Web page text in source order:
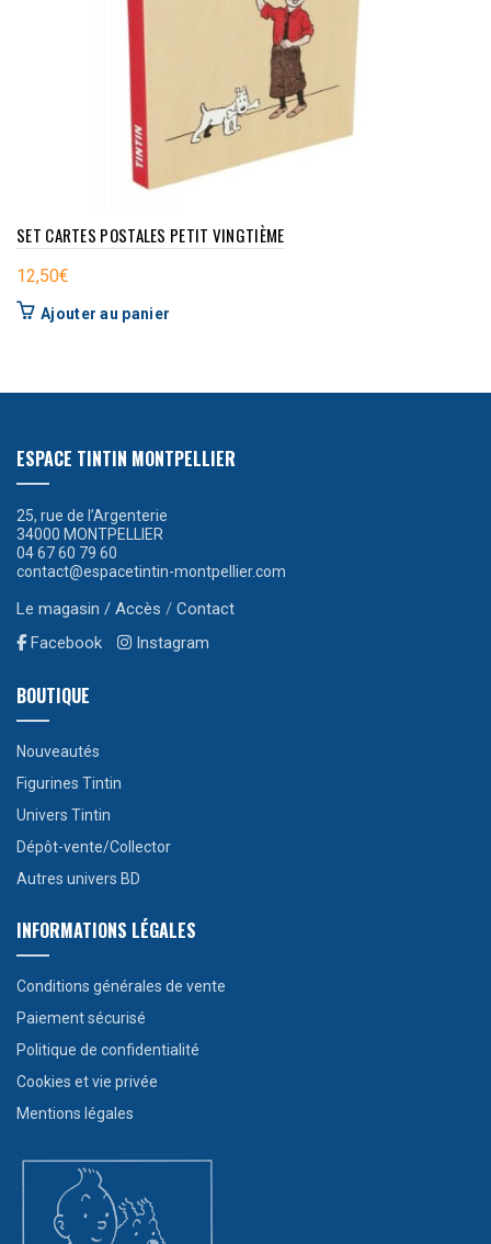
SET CARTES POSTALES PETIT VINGTIÈME
12,50€
Ajouter au panier
ESPACE TINTIN MONTPELLIER
25, rue de l’Argenterie
34000 MONTPELLIER
04 67 60 79 60
contact@espacetintin-montpellier.com
Le magasin / Accès / Contact
Facebook
Instagram
BOUTIQUE
Nouveautés
Figurines Tintin
Univers Tintin
Dépôt-vente/Collector
Autres univers BD
INFORMATIONS LÉGALES
Conditions générales de vente
Paiement sécurisé
Politique de confidentialité
Cookies et vie privée
Mentions légales